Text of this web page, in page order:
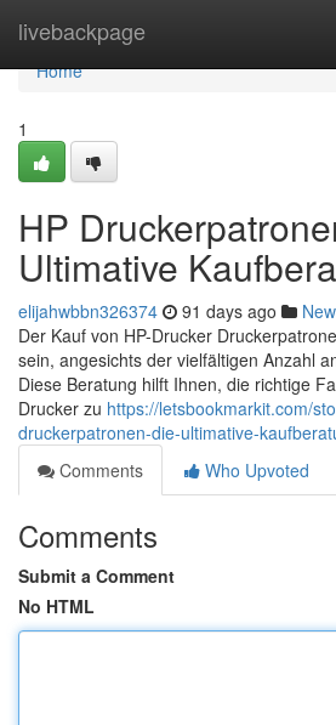
livebackpage
Home
Home
1
HP
Ultimative
elijahwbbn326374 91 days ago
Der Kauf von HP-Drucker
sein, angesichts der vielfältigen Anzahl
Diese Beratung hilft Ihnen, die richtige
Drucker zu https://letsbookmarkit.com/
druckerpatronen-die-ultimative-
Comments
Who Upvoted
Comments
Submit a Comment
No HTML